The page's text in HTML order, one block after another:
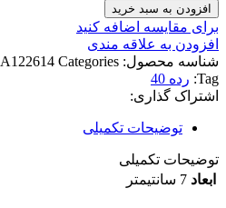
افزودن به سبد خرید
برای مقایسه اضافه کنید
افزودن به علاقه مندی
شناسه محصول:
A122614 Categories:
Tag: رده 40
اشتراک گذاری:
توضیحات تکمیلی
توضیحات تکمیلی
ابعاد 7 سانتیمتر